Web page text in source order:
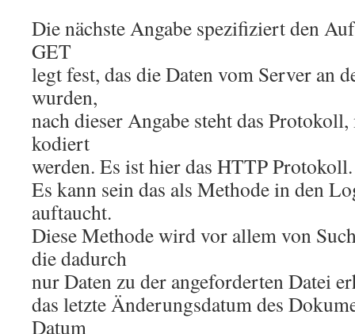
Die nächste Angabe spezifiziert den
GET
legt fest, das die Daten vom Server an
wurden,
nach dieser Angabe steht das
kodiert
werden. Es ist hier das HTTP Protokoll.
Es kann sein das als Methode in den
auftaucht.
Diese Methode wird vor allem von
die dadurch
nur Daten zu der angeforderten Datei
das letzte Änderungsdatum des
Datum